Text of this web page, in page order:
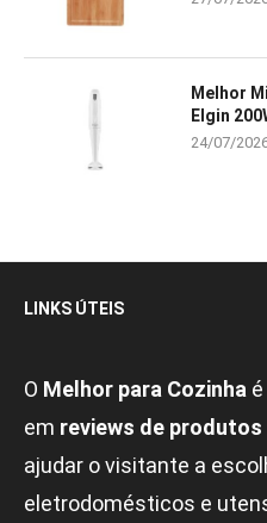
Melhor
Elgin
24/07/
LINKS ÚTEIS
O Melhor para Cozinha
em reviews de produtos
ajudar o visitante a
eletrodomésticos e